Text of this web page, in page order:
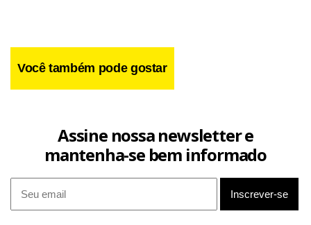
Facebook
WhatsApp
LinkedIn
Twitter
X Telegram
Share
Você também pode gostar
Assine nossa newsletter e
mantenha-se bem informado